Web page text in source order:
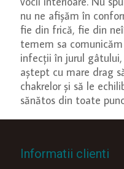
nu ne afișăm în
fie din frică, fie din
temem sa
infecții în jurul gâtului,
aștept cu mare drag
chakrelor și să le
sănătos din toate
Informatii clienti